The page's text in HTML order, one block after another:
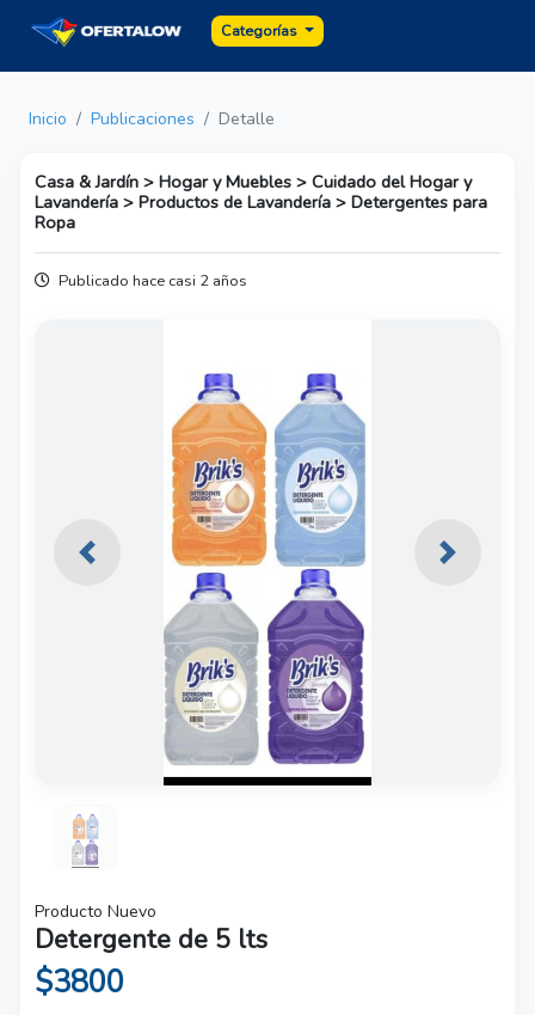
Categorías
Inicio Publicaciones Detalle
Casa & Jardín > Hogar y Muebles > Cuidado del Hogar y
Lavandería > Productos de Lavandería > Detergentes para
Ropa
Publicado hace casi 2 años
Previous Next
Producto Nuevo
Detergente de 5 lts
$3800